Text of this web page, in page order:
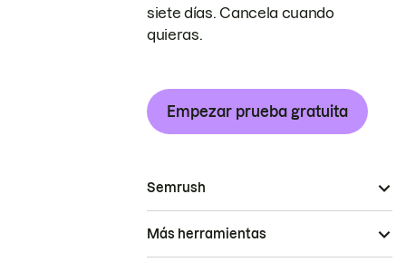
siete días. Cancela cuando
quieras.
Empezar prueba gratuita
Semrush
Más herramientas